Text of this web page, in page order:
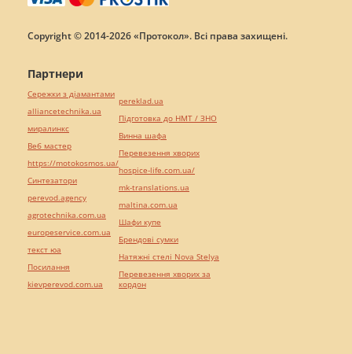
Copyright © 2014-2026 «Протокол». Всі права захищені.
Партнери
Сережки з діамантами
alliancetechnika.ua
миралинкс
Веб мастер
https://motokosmos.ua/
Синтезатори
perevod.agency
agrotechnika.com.ua
europeservice.com.ua
текст юа
Посилання
kievperevod.com.ua
pereklad.ua
Підготовка до НМТ / ЗНО
Винна шафа
Перевезення хворих
hospice-life.com.ua/
mk-translations.ua
maltina.com.ua
Шафи купе
Брендові сумки
Натяжні стелі Nova Stelya
Перевезення хворих за
кордон